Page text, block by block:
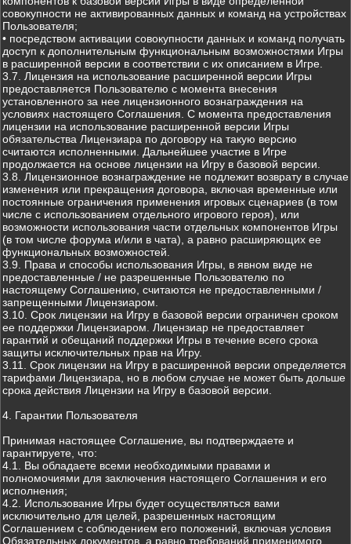
совокупности не активированных данных и команд на устройствах
Пользователя;
• посредством активации совокупности данных и команд получать
доступ к дополнительным функциональным возможностями Игры
в расширенной версии в соответствии с их описанием в Игре.
3.7. Лицензия на использование расширенной версии Игры
предоставляется Пользователю с момента внесения
установленного за нее лицензионного вознаграждения на
условиях настоящего Соглашения. С момента предоставления
лицензии на использование расширенной версии Игры
обязательства Лицензиара по договору на такую версию
считаются исполненными. Дальнейшее участие в Игре
продолжается на основе лицензии на Игру в базовой версии.
3.8. Лицензионное вознаграждение не подлежит возврату в случае
изменения или прекращения договора, включая временные или
постоянные ограничения применения игровых сценариев (в том
числе с использованием отдельного игрового героя), или
возможности использования части отдельных компонентов Игры
(в том числе форума и/или в чата), а равно расширяющих ее
функциональных возможностей.
3.9. Права и способы использования Игры, в явном виде не
предоставленные / не разрешенные Пользователю по
настоящему Соглашению, считаются не предоставленными /
запрещенными Лицензиаром.
3.10. Срок лицензии на Игру в базовой версии ограничен сроком
ее поддержки Лицензиаром. Лицензиар не предоставляет
гарантий и обещаний поддержки Игры в течение всего срока
защиты исключительных прав на Игру.
3.11. Срок лицензии на Игру в расширенной версии определяется
тарифами Лицензиара, но в любом случае не может быть дольше
срока действия Лицензии на Игру в базовой версии.
4. Гарантии Пользователя
Принимая настоящее Соглашение, вы подтверждаете и
гарантируете, что:
4.1. Вы обладаете всеми необходимыми правами и
полномочиями для заключения настоящего Соглашения и его
исполнения;
4.2. Использование Игры будет осуществляться вами
исключительно для целей, разрешенных настоящим
Соглашением с соблюдением его положений, включая условия
Обязательных документов, а равно требований применимого